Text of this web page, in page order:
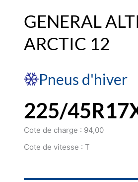
GENERAL
ARCTIC 12
Pneus d'hiver
225/
Cote de charge : 94,00
Cote de vitesse : T